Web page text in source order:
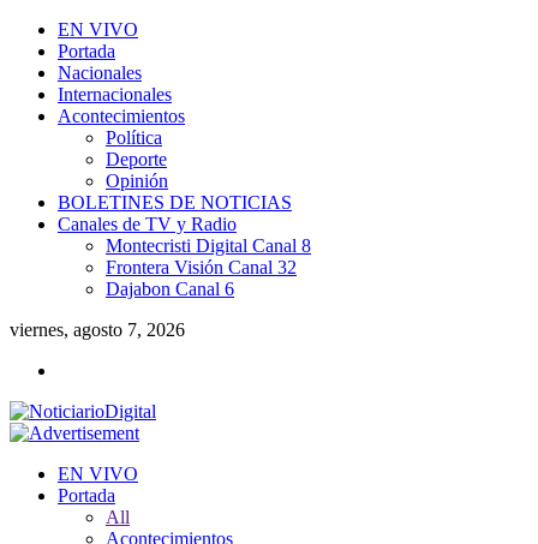
EN VIVO
Portada
Nacionales
Internacionales
Acontecimientos
Política
Deporte
Opinión
BOLETINES DE NOTICIAS
Canales de TV y Radio
Montecristi Digital Canal 8
Frontera Visión Canal 32
Dajabon Canal 6
viernes, agosto 7, 2026
EN VIVO
Portada
All
Acontecimientos